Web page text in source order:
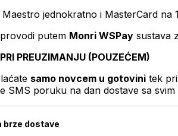
Maestro jednokratno i MasterCard na
putem Monri WSPay sustava
PREUZIMANJU (POUZEĆEM)
samo novcem u gotovini tek
SMS poruku na dan dostave sa svim
brze dostave